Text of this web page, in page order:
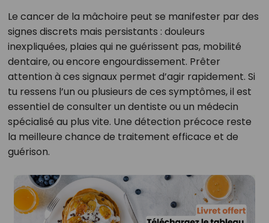
Le cancer de la mâchoire peut se manifester par des
signes discrets mais persistants : douleurs
inexpliquées, plaies qui ne guérissent pas, mobilité
dentaire, ou encore engourdissement. Prêter
attention à ces signaux permet d’agir rapidement. Si
tu ressens l’un ou plusieurs de ces symptômes, il est
essentiel de consulter un dentiste ou un médecin
spécialisé au plus vite. Une détection précoce reste
la meilleure chance de traitement efficace et de
guérison.